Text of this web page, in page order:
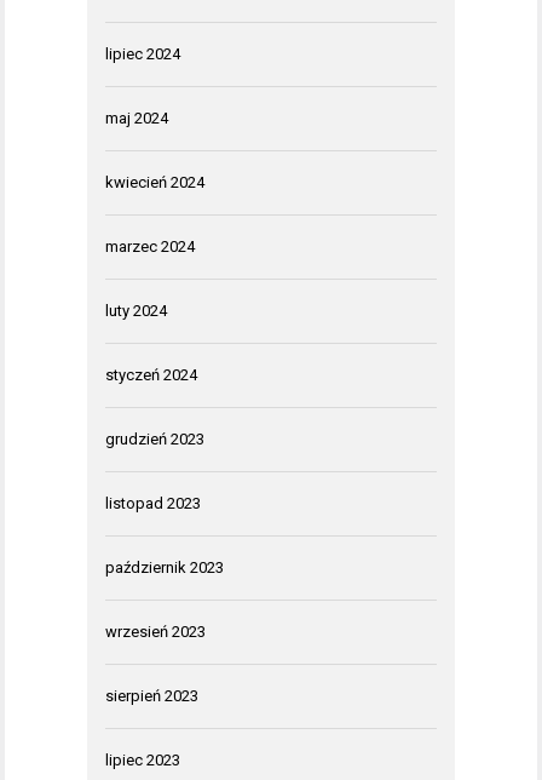
lipiec 2024
maj 2024
kwiecień 2024
marzec 2024
luty 2024
styczeń 2024
grudzień 2023
listopad 2023
październik 2023
wrzesień 2023
sierpień 2023
lipiec 2023